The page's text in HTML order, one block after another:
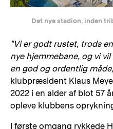
Det nye stadion, inden
"Vi er godt rustet, trods
nye hjemmebane, og vi
en god og ordentlig
klubpræsident Klaus
2022 i en alder af blot 57
opleve klubbens
I første omgang rykkede